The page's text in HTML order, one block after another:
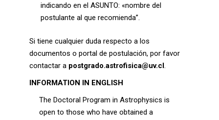
indicando en el ASUNTO: «nombre del
postulante al que recomienda”.
Si tiene cualquier duda respecto a los
documentos o portal de postulación, por favor
contactar a postgrado.astrofisica@uv.cl.
INFORMATION IN ENGLISH
The Doctoral Program in Astrophysics is
open to those who have obtained a